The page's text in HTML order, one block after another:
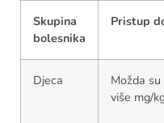
Skupina
bolesnika
Pristup
Djeca
Možda
više mg/